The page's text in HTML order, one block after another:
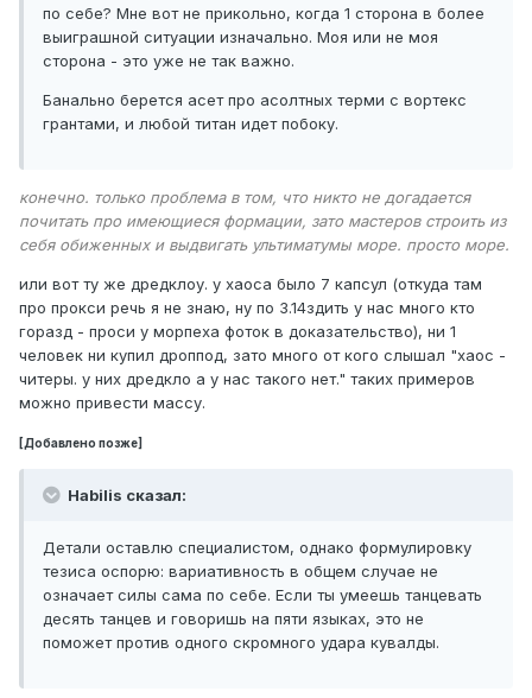
по себе? Мне вот не прикольно, когда 1 сторона в более
выиграшной ситуации изначально. Моя или не моя
сторона - это уже не так важно.
Банально берется асет про асолтных терми с вортекс
грантами, и любой титан идет побоку.
конечно. только проблема в том, что никто не догадается
почитать про имеющиеся формации, зато мастеров строить из
себя обиженных и выдвигать ультиматумы море. просто море.
или вот ту же дредклоу. у хаоса было 7 капсул (откуда там
про прокси речь я не знаю, ну по 3.14здить у нас много кто
горазд - проси у морпеха фоток в доказательство), ни 1
человек ни купил дроппод, зато много от кого слышал "хаос -
читеры. у них дредкло а у нас такого нет." таких примеров
можно привести массу.
[Добавлено позже]
Habilis сказал:
Детали оставлю специалистом, однако формулировку
тезиса оспорю: вариативность в общем случае не
означает силы сама по себе. Если ты умеешь танцевать
десять танцев и говоришь на пяти языках, это не
поможет против одного скромного удара кувалды.